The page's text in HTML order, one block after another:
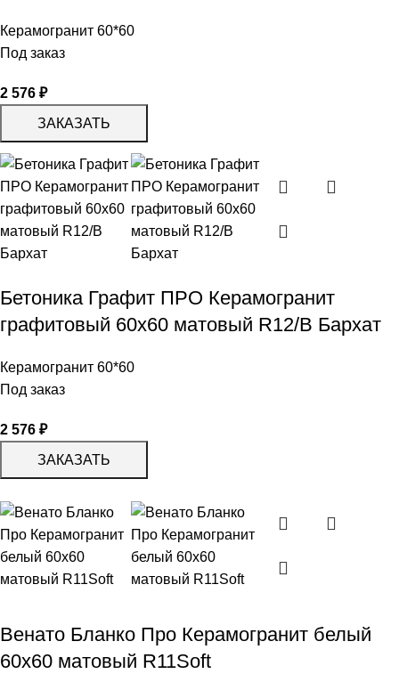
Керамогранит 60*60
Под заказ
2 576 ₽
ЗАКАЗАТЬ
Бетоника Графит ПРО Керамогранит
графитовый 60х60 матовый R12/B Бархат
Керамогранит 60*60
Под заказ
2 576 ₽
ЗАКАЗАТЬ
Венато Бланко Про Керамогранит белый
60х60 матовый R11Soft